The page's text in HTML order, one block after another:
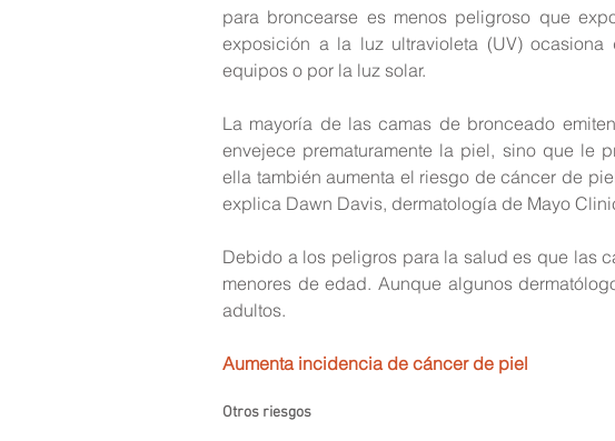
para broncearse es menos peligroso que
exposición a la luz ultravioleta (UV)
equipos o por la luz solar.
La mayoría de las camas de bronceado
envejece prematuramente la piel, sino que le
ella también aumenta el riesgo de cáncer de
explica Dawn Davis, dermatología de Mayo
Debido a los peligros para la salud es que las
menores de edad. Aunque algunos
adultos.
Aumenta incidencia de cáncer de piel
Otros riesgos